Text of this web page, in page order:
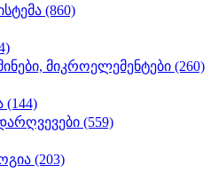
(860)
მიკროელემენტები (260)
(144)
(559)
(203)